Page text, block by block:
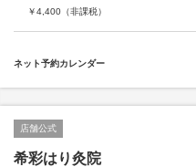
￥4,400 （非課税）
ネット予約カレンダー
店舗公式
希彩はり灸院